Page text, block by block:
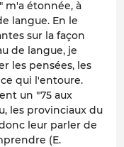
m'a étonnée, à
langue. En le
sur la façon
de langue, je
les pensées, les
qui l'entoure.
un "75 aux
les provinciaux du
leur parler de
(E.